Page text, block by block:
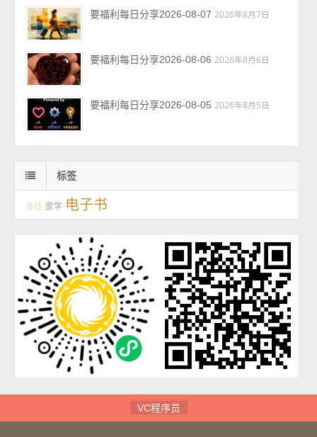
要福利每日分享2026-08-07 2026年8月7日
要福利每日分享2026-08-06 2026年8月6日
要福利每日分享2026-08-05 2026年8月5日
标签
多娃 家学 电子书
VC程序员